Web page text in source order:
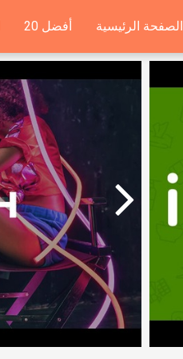
أفضل 20 الصفحة الرئيسية